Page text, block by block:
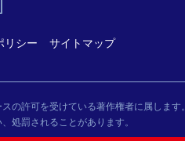
リシー
サイトマップ
の許可を受けている著作権者に属します。
処罰されることがあります。